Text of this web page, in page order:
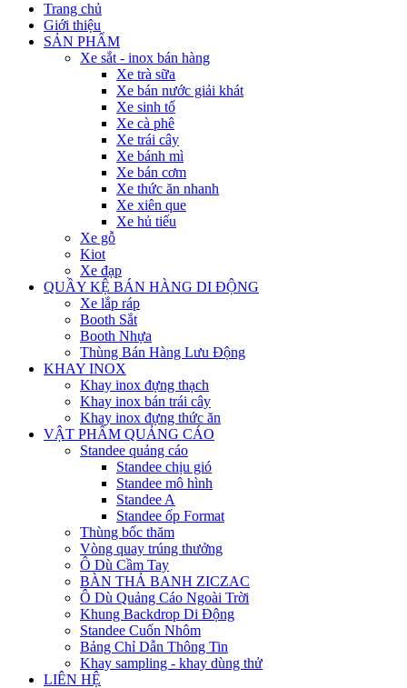
Trang chủ
Giới thiệu
SẢN PHẨM
Xe sắt - inox bán hàng
Xe trà sữa
Xe bán nước giải khát
Xe sinh tố
Xe cà phê
Xe trái cây
Xe bánh mì
Xe bán cơm
Xe thức ăn nhanh
Xe xiên que
Xe hủ tiếu
Xe gỗ
Kiot
Xe đạp
QUẦY KỆ BÁN HÀNG DI ĐỘNG
Xe lắp ráp
Booth Sắt
Booth Nhựa
Thùng Bán Hàng Lưu Động
KHAY INOX
Khay inox đựng thạch
Khay inox bán trái cây
Khay inox đựng thức ăn
VẬT PHẨM QUẢNG CÁO
Standee quảng cáo
Standee chịu gió
Standee mô hình
Standee A
Standee ốp Format
Thùng bốc thăm
Vòng quay trúng thưởng
Ô Dù Cầm Tay
BÀN THẢ BANH ZICZAC
Ô Dù Quảng Cáo Ngoài Trời
Khung Backdrop Di Động
Standee Cuốn Nhôm
Bảng Chỉ Dẫn Thông Tin
Khay sampling - khay dùng thử
LIÊN HỆ